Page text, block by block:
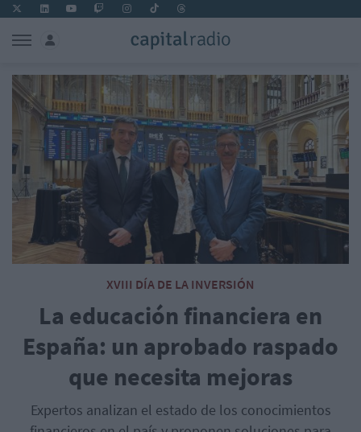
XVIII DÍA DE LA INVERSIÓN
La educación financiera en
España: un aprobado raspado
que necesita mejoras
Expertos analizan el estado de los conocimientos